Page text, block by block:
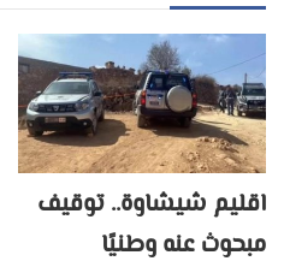
اقليم شيشاوة.. توقيف
مبحوث عنه وطنيًا